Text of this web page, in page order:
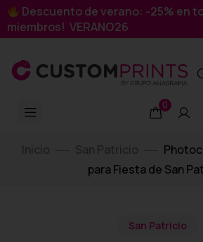
Descuento de verano: -25% en
miembros! VERANO26
0
Inicio San Patricio
para Fiesta de San
San Patricio